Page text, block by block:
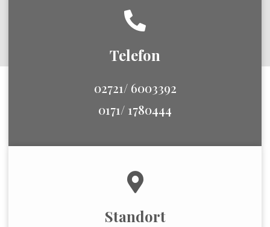
Telefon
02721/ 6003392
0171/ 1780444
Standort